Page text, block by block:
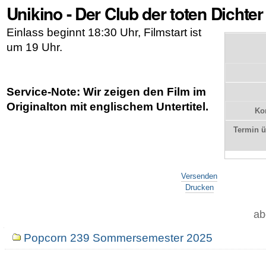
Unikino - Der Club der toten
Termin
Einlass beginnt 18:30 Uhr, Filmstart ist
um 19 Uhr.
Service-Note: Wir zeigen den Film im
Originalton mit englischem Untertitel.
Versenden
Drucken
NavigationPopcorn 239 Sommersemester 2025